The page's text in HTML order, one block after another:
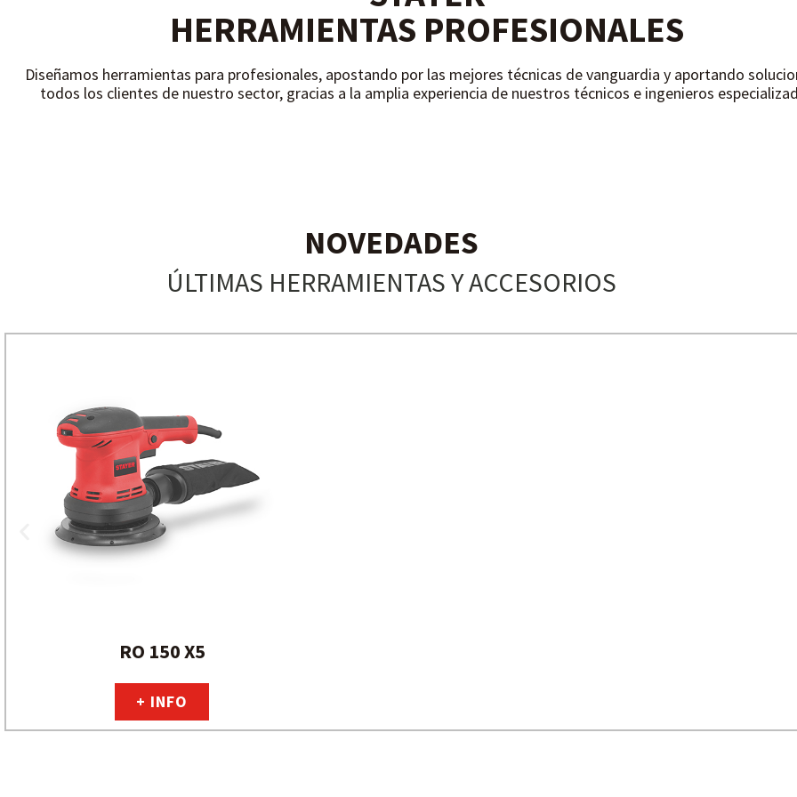
HERRAMIENTAS PROFESIONALES
Diseñamos herramientas para profesionales, apostando por las mejores técnicas de vanguardia y aportando
todos los clientes de nuestro sector, gracias a la amplia experiencia de nuestros técnicos e ingenieros
NOVEDADES
ÚLTIMAS HERRAMIENTAS Y ACCESORIOS
RO 150 X5
+ INFO